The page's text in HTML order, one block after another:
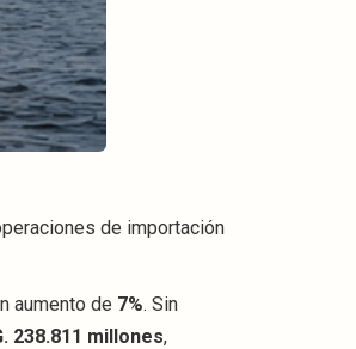
de importación
aumento de 7%. Sin
238.811 millones,